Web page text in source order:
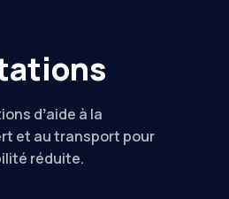
dʼaide à la
et au transport pour
réduite.